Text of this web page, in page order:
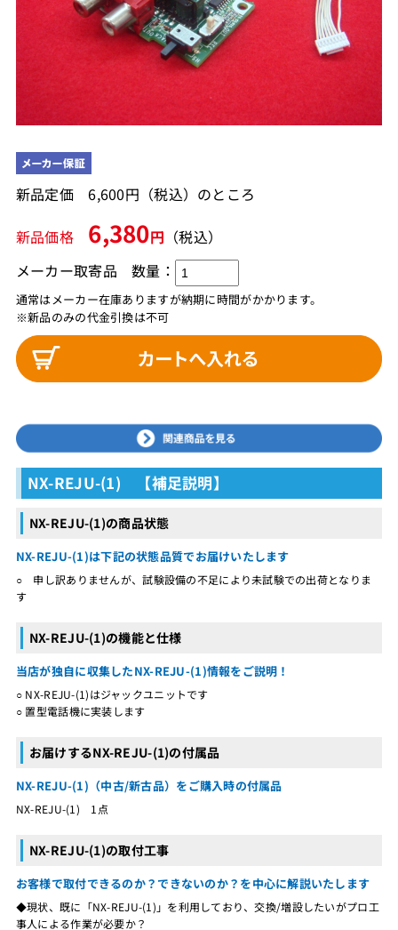
新品定価 6,600円（税込）のところ
新品価格 6,380円 （税込）
メーカー取寄品
通常はメーカー在庫ありますが納期に時間がかかります。
※新品のみの代金引換は不可
数量：
NX-REJU-(1) 【補足説明】
NX-REJU-(1)の商品状態
NX-REJU-(1)は下記の状態品質でお届けいたします
○ 申し訳ありませんが、試験設備の不足により未試験での出荷となりま
す
NX-REJU-(1)の機能と仕様
当店が独自に収集したNX-REJU-(1)情報をご説明！
○ NX-REJU-(1)はジャックユニットです
○ 置型電話機に実装します
お届けするNX-REJU-(1)の付属品
NX-REJU-(1)（中古/新古品）をご購入時の付属品
NX-REJU-(1) 1点
NX-REJU-(1)の取付工事
お客様で取付できるのか？できないのか？を中心に解説いたします
◆現状、既に「NX-REJU-(1)」を利用しており、交換/増設したいがプロ工
事人による作業が必要か？